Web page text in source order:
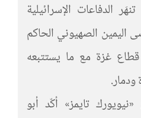
الدفاعات الإسرائيلية
اليمين الصهيوني الحاكم
غزة مع ما يستتبعه
ودمار.
تايمز» أكّد أبو